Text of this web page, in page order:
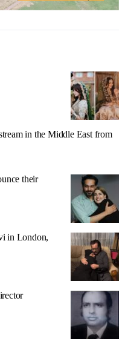
in the Middle East from
their
in London,